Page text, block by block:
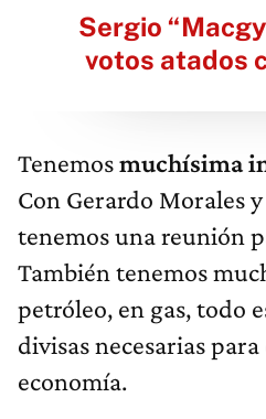
Sergio
votos atados
Tenemosmuchísima
Con Gerardo Morales
tenemos una reunión
También tenemos
petróleo, en gas, todo
divisas necesarias
economía.